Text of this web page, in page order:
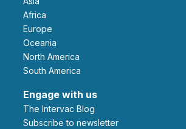
Africa
Europe
Oceania
North America
South America
Engage with us
The Intervac Blog
Subscribe to newsletter